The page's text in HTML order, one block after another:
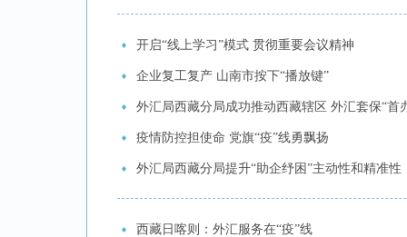
开启“线上学习”模式 贯彻重要会议精神
企业复工复产 山南市按下“播放键”
外汇局西藏分局成功推动西藏辖区 外汇套保“首
疫情防控担使命 党旗“疫”线勇飘扬
外汇局西藏分局提升“助企纾困”主动性和精准性
西藏日喀则：外汇服务在“疫”线